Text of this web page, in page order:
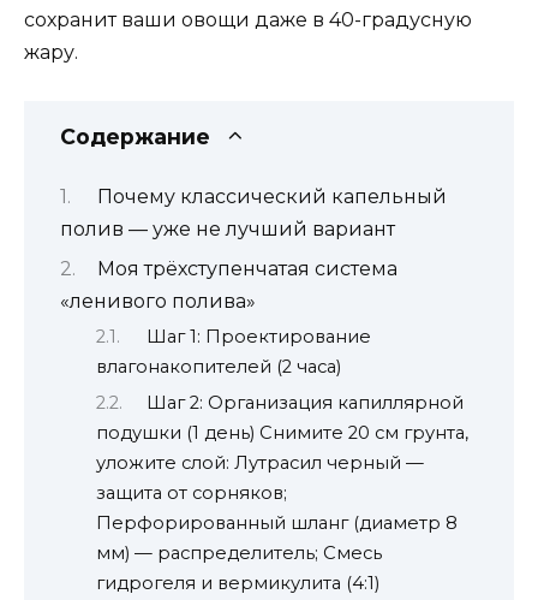
сохранит ваши овощи даже в 40-градусную
жару.
Содержание
Почему классический капельный
полив — уже не лучший вариант
Моя трёхступенчатая система
«ленивого полива»
Шаг 1: Проектирование
влагонакопителей (2 часа)
Шаг 2: Организация капиллярной
подушки (1 день) Снимите 20 см грунта,
уложите слой: Лутрасил черный —
защита от сорняков;
Перфорированный шланг (диаметр 8
мм) — распределитель; Смесь
гидрогеля и вермикулита (4:1)